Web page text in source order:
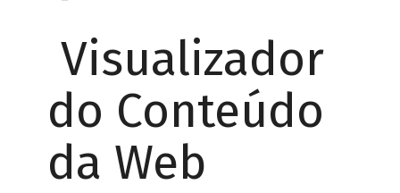
Visualizador
do Conteúdo
da Web